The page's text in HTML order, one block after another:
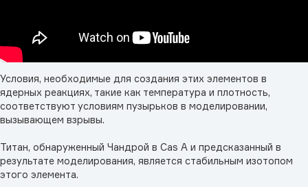
Условия, необходимые для создания этих элементов в
ядерных реакциях, такие как температура и плотность,
соответствуют условиям пузырьков в моделировании,
вызывающем взрывы.
Титан, обнаруженный Чандрой в Cas A и предсказанный в
результате моделирования, является стабильным изотопом
этого элемента.